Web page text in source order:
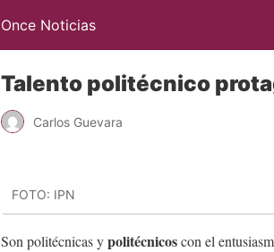
Once Noticias
Talento politécnico
Carlos Guevara
FOTO: IPN
Son politécnicas ypolitécnicoscon el